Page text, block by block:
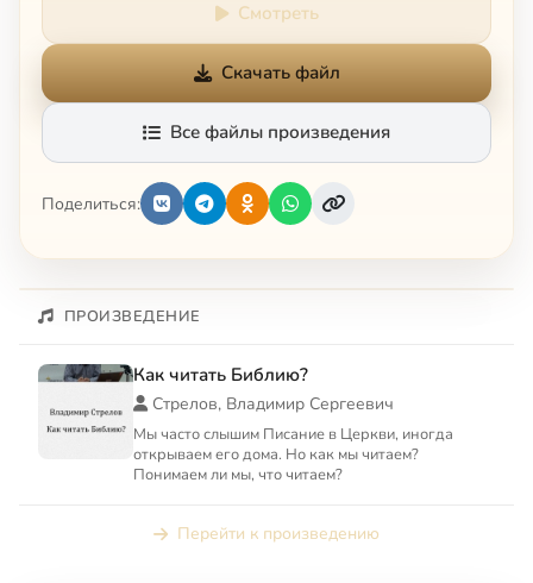
Смотреть
Скачать файл
Все файлы произведения
Поделиться:
ПРОИЗВЕДЕНИЕ
Как читать Библию?
Стрелов, Владимир Сергеевич
Мы часто слышим Писание в Церкви, иногда
открываем его дома. Но как мы читаем?
Понимаем ли мы, что читаем?
Перейти к произведению